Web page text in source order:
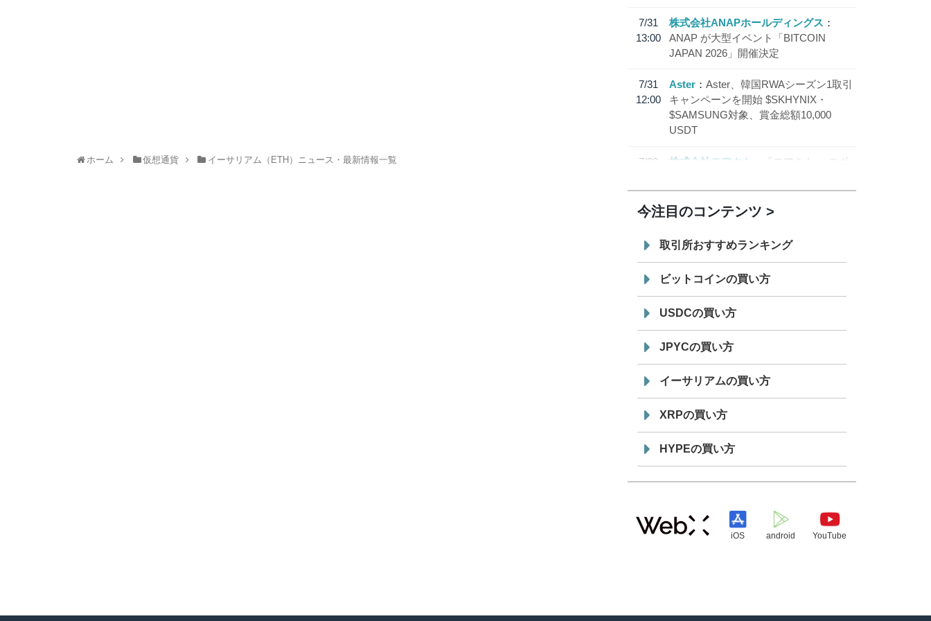
ホーム 仮想通貨 イーサリアム（ETH）ニュース・最新情報一覧
7/31
13:00
株式会社ANAPホールディングス
ANAP が大型イベント「BITCOIN
JAPAN 2026」開催決定
7/31
12:00
Aster
Aster、韓国RWAシーズン1取引
キャンペーンを開始 $SKHYNIX・
$SAMSUNG対象、賞金総額10,000
USDT
7/30
株式会社モアクト
「モアクト」 のポ
「 JPYC」を追加
19:30
てステーブルコイン「JPYSC」徹底解
説セミナーを開催
今注目のコンテンツ
取引所おすすめランキング
ビットコインの買い方
USDCの買い方
JPYCの買い方
イーサリアムの買い方
XRPの買い方
HYPEの買い方
iOS android YouTube